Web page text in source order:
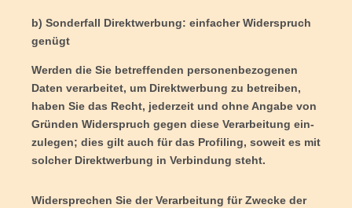
b) Son­der­fall Direkt­wer­bung: ein­fa­cher Wider­spruch
genügt
Wer­den die Sie betref­fen­den per­so­nen­be­zo­ge­nen
Daten ver­ar­bei­tet, um Direkt­wer­bung zu betrei­ben,
haben Sie das Recht, jeder­zeit und ohne Anga­be von
Grün­den Wider­spruch gegen die­se Ver­ar­bei­tung ein­
zu­le­gen; dies gilt auch für das Pro­fil­ing, soweit es mit
sol­cher Direkt­wer­bung in Ver­bin­dung steht.
Wider­spre­chen Sie der Ver­ar­bei­tung für Zwe­cke der